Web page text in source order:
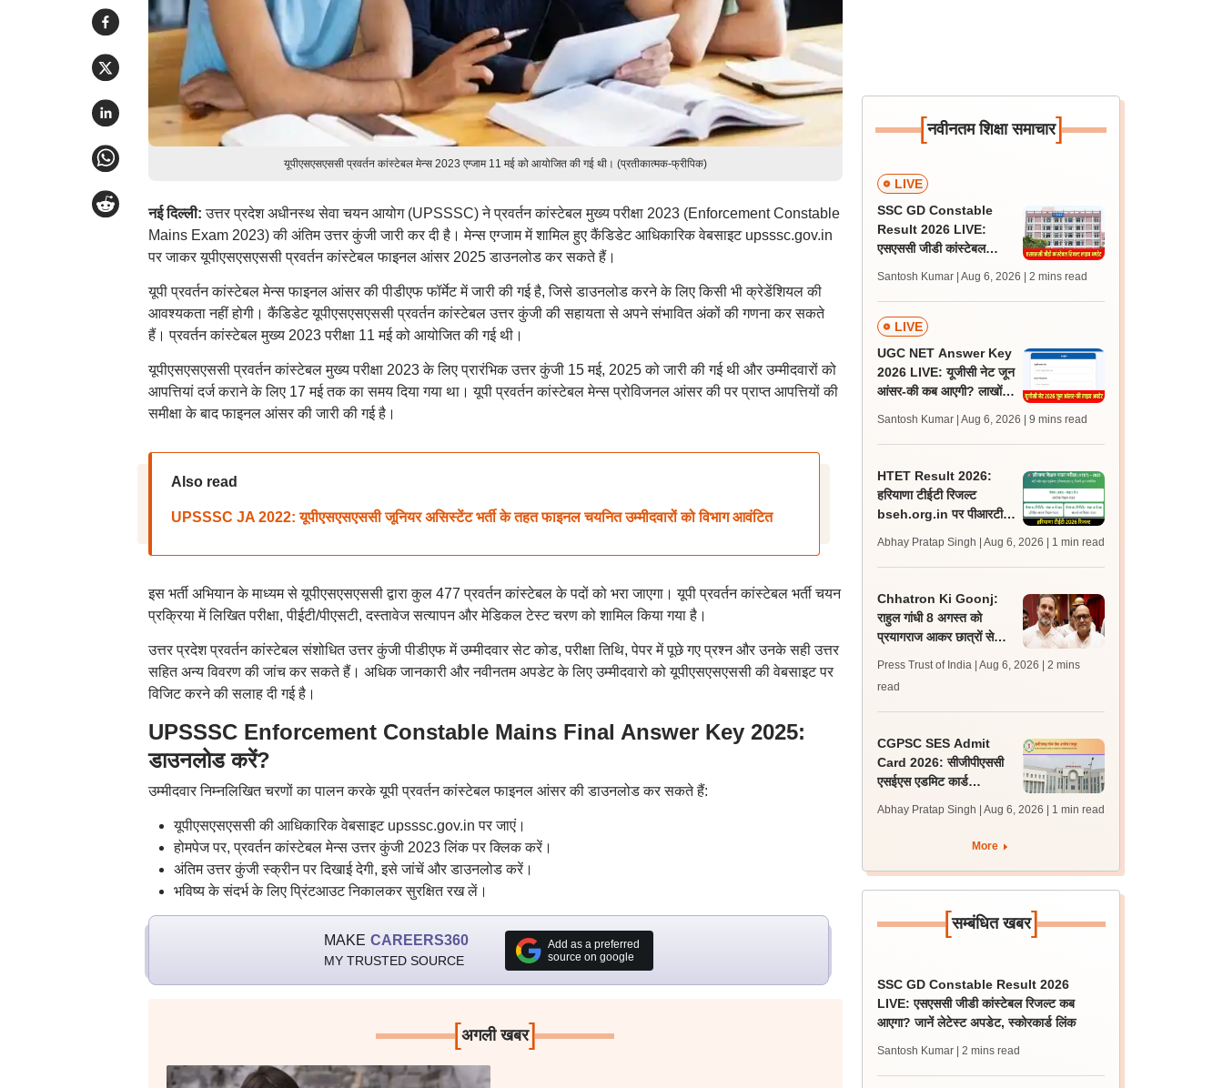
यूपीएसएसएससी प्रवर्तन कांस्टेबल मेन्स 2023 एग्जाम 11 मई को आयोजित की गई थी। (प्रतीकात्मक-फ्रीपिक)
नई दिल्ली:उत्तर प्रदेश अधीनस्थ सेवा चयन आयोग (UPSSSC) ने प्रवर्तन कांस्टेबल मुख्य परीक्षा 2023 (Enforcement Constable
Mains Exam 2023) की अंतिम उत्तर कुंजी जारी कर दी है। मेन्स एग्जाम में शामिल हुए कैंडिडेट आधिकारिक वेबसाइट upsssc.gov.in
पर जाकर यूपीएसएसएससी प्रवर्तन कांस्टेबल फाइनल आंसर 2025 डाउनलोड कर सकते हैं।
यूपी प्रवर्तन कांस्टेबल मेन्स फाइनल आंसर की पीडीएफ फॉर्मेट में जारी की गई है, जिसे डाउनलोड करने के लिए किसी भी क्रेडेंशियल की
आवश्यकता नहीं होगी। कैंडिडेट यूपीएसएसएससी प्रवर्तन कांस्टेबल उत्तर कुंजी की सहायता से अपने संभावित अंकों की गणना कर सकते
हैं। प्रवर्तन कांस्टेबल मुख्य 2023 परीक्षा 11 मई को आयोजित की गई थी।
यूपीएसएसएससी प्रवर्तन कांस्टेबल मुख्य परीक्षा 2023 के लिए प्रारंभिक उत्तर कुंजी 15 मई, 2025 को जारी की गई थी और उम्मीदवारों को
आपत्तियां दर्ज कराने के लिए 17 मई तक का समय दिया गया था। यूपी प्रवर्तन कांस्टेबल मेन्स प्रोविजनल आंसर की पर प्राप्त आपत्तियों की
समीक्षा के बाद फाइनल आंसर की जारी की गई है।
Also read
UPSSSC JA 2022: यूपीएसएसएससी जूनियर असिस्टेंट भर्ती के तहत फाइनल चयनित उम्मीदवारों को विभाग आवंटित
इस भर्ती अभियान के माध्यम से यूपीएसएसएससी द्वारा कुल 477 प्रवर्तन कांस्टेबल के पदों को भरा जाएगा। यूपी प्रवर्तन कांस्टेबल भर्ती चयन
प्रक्रिया में लिखित परीक्षा, पीईटी/पीएसटी, दस्तावेज सत्यापन और मेडिकल टेस्ट चरण को शामिल किया गया है।
उत्तर प्रदेश प्रवर्तन कांस्टेबल संशोधित उत्तर कुंजी पीडीएफ में उम्मीदवार सेट कोड, परीक्षा तिथि, पेपर में पूछे गए प्रश्न और उनके सही उत्तर
सहित अन्य विवरण की जांच कर सकते हैं। अधिक जानकारी और नवीनतम अपडेट के लिए उम्मीदवारो को यूपीएसएसएससी की वेबसाइट पर
विजिट करने की सलाह दी गई है।
UPSSSC Enforcement Constable Mains Final Answer Key 2025:
डाउनलोड करें?
उम्मीदवार निम्नलिखित चरणों का पालन करके यूपी प्रवर्तन कांस्टेबल फाइनल आंसर की डाउनलोड कर सकते हैं:
यूपीएसएसएससी की आधिकारिक वेबसाइट upsssc.gov.in पर जाएं।
होमपेज पर, प्रवर्तन कांस्टेबल मेन्स उत्तर कुंजी 2023 लिंक पर क्लिक करें।
अंतिम उत्तर कुंजी स्क्रीन पर दिखाई देगी, इसे जांचें और डाउनलोड करें।
भविष्य के संदर्भ के लिए प्रिंटआउट निकालकर सुरक्षित रख लें।
MAKE CAREERS360
MY TRUSTED SOURCE
Add as a preferred
source on google
[अगली खबर]
[नवीनतम शिक्षा समाचार]
LIVE
SSC GD Constable
Result 2026 LIVE:
एसएससी जीडी कांस्टेबल
लेटेस्ट अपडेट, स्कोरकार्ड लिंक
Santosh Kumar | Aug 6, 2026 | 2 mins read
LIVE
UGC NET Answer Key
2026 LIVE: यूजीसी नेट जून
आंसर-की कब आएगी? लाखों
Santosh Kumar | Aug 6, 2026 | 9 mins read
HTET Result 2026:
हरियाणा टीईटी रिजल्ट
bseh.org.in पर पीआरटी,
डाउनलोड करें
Abhay Pratap Singh | Aug 6, 2026 | 1 min read
Chhatron Ki Goonj:
राहुल गांधी 8 अगस्त को
प्रयागराज आकर छात्रों से
Press Trust of India | Aug 6, 2026
| 2 mins
read
CGPSC SES Admit
Card 2026: सीजीपीएससी
एसईएस एडमिट कार्ड
परीक्षा 16 अगस्त को होगी
Abhay Pratap Singh | Aug 6, 2026 | 1 min read
More
[सम्बंधित खबर]
SSC GD Constable Result 2026
LIVE: एसएससी जीडी कांस्टेबल रिजल्ट कब
आएगा? जानें लेटेस्ट अपडेट, स्कोरकार्ड लिंक
Santosh Kumar | 2 mins read